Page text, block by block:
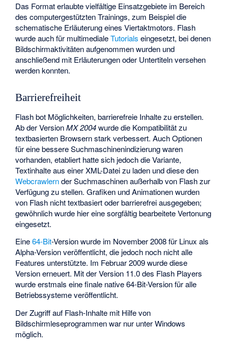
Das Format erlaubte vielfältige Einsatzgebiete im Bereich
des computergestützten Trainings, zum Beispiel die
schematische Erläuterung eines Viertaktmotors. Flash
wurde auch für multimedialeTutorials eingesetzt, bei denen
Bildschirmaktivitäten aufgenommen wurden und
anschließend mit Erläuterungen oder Untertiteln versehen
werden konnten.
Barrierefreiheit
Flash bot Möglichkeiten, barrierefreie Inhalte zu erstellen.
Ab der VersionMX 2004wurde die Kompatibilität zu
textbasierten Browsern stark verbessert. Auch Optionen
für eine bessere Suchmaschinenindizierung waren
vorhanden, etabliert hatte sich jedoch die Variante,
Textinhalte aus einer XML-Datei zu laden und diese den
Webcrawlernder Suchmaschinen außerhalb von Flash zur
Verfügung zu stellen. Grafiken und Animationen wurden
von Flash nicht textbasiert oder barrierefrei ausgegeben;
gewöhnlich wurde hier eine sorgfältig bearbeitete Vertonung
eingesetzt.
Eine64-Bit-Version wurde im November 2008 für Linux als
Alpha-Version veröffentlicht, die jedoch noch nicht alle
Features unterstützte. Im Februar 2009 wurde diese
Version erneuert. Mit der Version 11.0 des Flash Players
wurde erstmals eine finale native 64-Bit-Version für alle
Betriebssysteme veröffentlicht.
Der Zugriff auf Flash-Inhalte mit Hilfe von
Bildschirmleseprogrammen war nur unter Windows
möglich.